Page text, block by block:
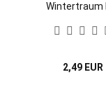
Wintertraum
Winter
2,49 EUR